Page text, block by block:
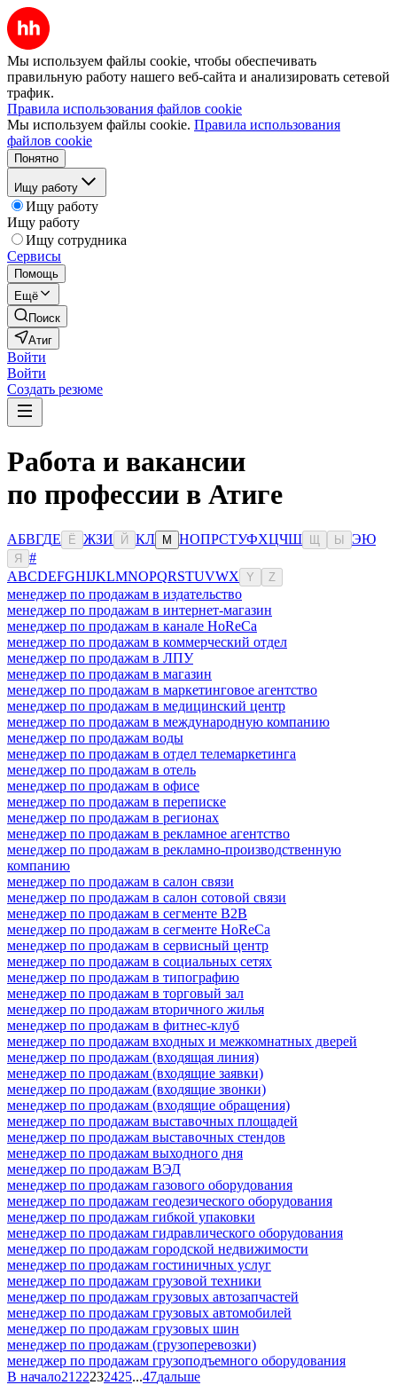
Мы используем файлы cookie, чтобы обеспечивать
правильную работу нашего веб-сайта и анализировать сетевой
трафик.
Правила использования файлов cookie
Мы используем файлы cookie. Правила использования
файлов cookie
Понятно
Ищу работу
Ищу работу
Ищу работу
Ищу сотрудника
Сервисы
Помощь
Ещё
Поиск
Атиг
Войти
Войти
Создать резюме
Работа и вакансии
по профессии в Атиге
АБВГДЕ Ё ЖЗИ Й КЛ М НОПРСТУФХЦЧШ Ы ЭЮ
Я
#
ABCDEFGHIJKLMNOPQRSTUVWX Y Z
менеджер по продажам в издательство
менеджер по продажам в интернет-магазин
менеджер по продажам в канале HoReCa
менеджер по продажам в коммерческий отдел
менеджер по продажам в ЛПУ
менеджер по продажам в магазин
менеджер по продажам в маркетинговое агентство
менеджер по продажам в медицинский центр
менеджер по продажам в международную компанию
менеджер по продажам воды
менеджер по продажам в отдел телемаркетинга
менеджер по продажам в отель
менеджер по продажам в офисе
менеджер по продажам в переписке
менеджер по продажам в регионах
менеджер по продажам в рекламное агентство
менеджер по продажам в рекламно-производственную
компанию
менеджер по продажам в салон связи
менеджер по продажам в салон сотовой связи
менеджер по продажам в сегменте B2B
менеджер по продажам в сегменте HoReCa
менеджер по продажам в сервисный центр
менеджер по продажам в социальных сетях
менеджер по продажам в типографию
менеджер по продажам в торговый зал
менеджер по продажам вторичного жилья
менеджер по продажам в фитнес-клуб
менеджер по продажам входных и межкомнатных дверей
менеджер по продажам (входящая линия)
менеджер по продажам (входящие заявки)
менеджер по продажам (входящие звонки)
менеджер по продажам (входящие обращения)
менеджер по продажам выставочных площадей
менеджер по продажам выставочных стендов
менеджер по продажам выходного дня
менеджер по продажам ВЭД
менеджер по продажам газового оборудования
менеджер по продажам геодезического оборудования
менеджер по продажам гибкой упаковки
менеджер по продажам гидравлического оборудования
менеджер по продажам городской недвижимости
менеджер по продажам гостиничных услуг
менеджер по продажам грузовой техники
менеджер по продажам грузовых автозапчастей
менеджер по продажам грузовых автомобилей
менеджер по продажам грузовых шин
менеджер по продажам (грузоперевозки)
менеджер по продажам грузоподъемного оборудования
В начало21 22232425...47дальше